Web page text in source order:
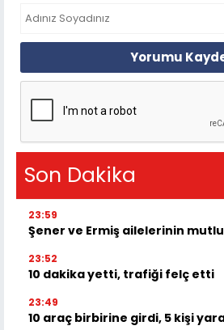
Yorumu
Son Dakika
23:59
Şener ve Ermiş ailelerinin
23:52
10 dakika yetti, trafiği felç etti
23:49
10 araç birbirine girdi, 5 kişi